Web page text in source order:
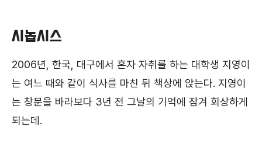
시놉시스
2006년, 한국, 대구에서 혼자 자취를 하는 대학생 지영이
는 여느 때와 같이 식사를 마친 뒤 책상에 앉는다. 지영이
는 창문을 바라보다 3년 전 그날의 기억에 잠겨 회상하게
되는데.